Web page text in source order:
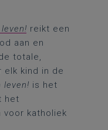
reikt een
aan en
totale,
elk kind in de
leven! is het
het
voor katholiek